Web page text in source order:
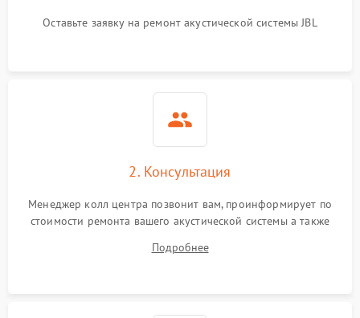
Оставьте заявку на ремонт акустической системы JBL
2. Консультация
Менеджер колл центра позвонит вам, проинформирует по
стоимости ремонта вашего акустической системы а также
Подробнее